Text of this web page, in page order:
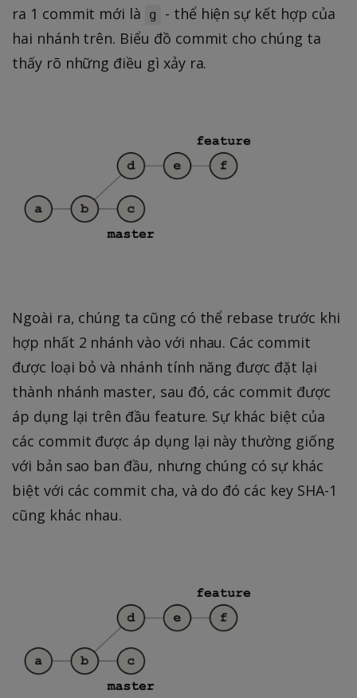
ra 1 commit mới là
g
- thể hiện sự kết hợp của
hai nhánh trên. Biểu đồ commit cho chúng ta
thấy rõ những điều gì xảy ra.
Ngoài ra, chúng ta cũng có thể rebase trước khi
hợp nhất 2 nhánh vào với nhau. Các commit
được loại bỏ và nhánh tính năng được đặt lại
thành nhánh master, sau đó, các commit được
áp dụng lại trên đầu feature. Sự khác biệt của
các commit được áp dụng lại này thường giống
với bản sao ban đầu, nhưng chúng có sự khác
biệt với các commit cha, và do đó các key SHA-1
cũng khác nhau.